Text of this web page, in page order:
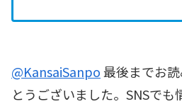
@KansaiSanpo最後までお
とうございました。SNSでも